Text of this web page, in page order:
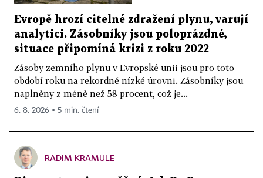
Evropě hrozí citelné zdražení plynu, varují
analytici. Zásobníky jsou poloprázdné,
situace připomíná krizi z roku 2022
Zásoby zemního plynu v Evropské unii jsou pro toto
období roku na rekordně nízké úrovni. Zásobníky jsou
naplněny z méně než 58 procent, což je...
6. 8. 2026 ▪ 5 min. čtení
RADIM KRAMULE